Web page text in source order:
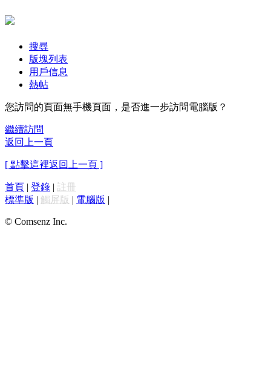
搜尋
版塊列表
用戶信息
熱帖
您訪問的頁面無手機頁面，是否進一步訪問電腦版？
繼續訪問
返回上一頁
[ 點擊這裡返回上一頁 ]
首頁 | 登錄 | 註冊
標準版 | 觸屏版 | 電腦版 |
© Comsenz Inc.